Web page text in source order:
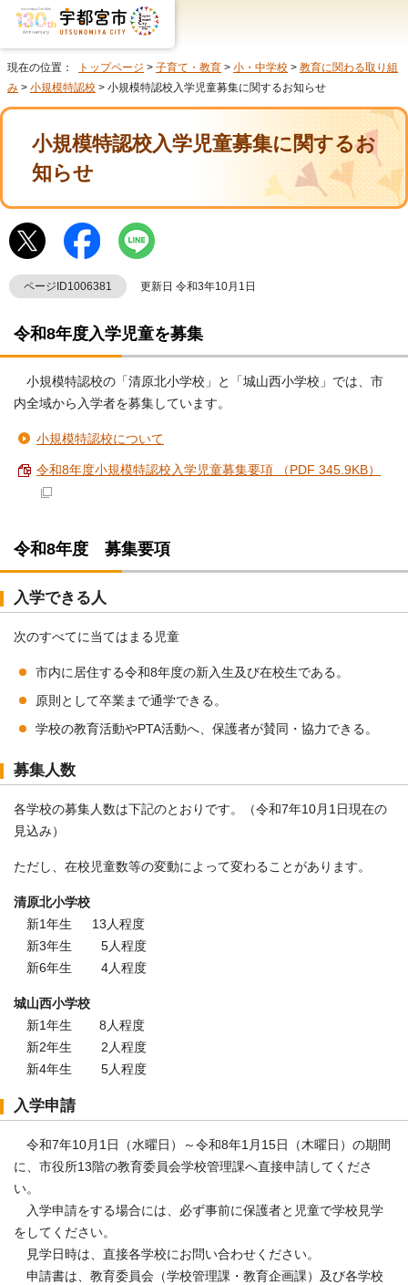
現在の位置： トップページ > 子育て・教育 > 小・中学校 > 教育に関わる取り組
み > 小規模特認校 > 小規模特認校入学児童募集に関するお知らせ
小規模特認校入学児童募集に関するお
知らせ
ページID1006381 更新日 令和3年10月1日
令和8年度入学児童を募集
小規模特認校の「清原北小学校」と「城山西小学校」では、市
内全域から入学者を募集しています。
小規模特認校について
令和8年度小規模特認校入学児童募集要項 （PDF 345.9KB）
令和8年度 募集要項
入学できる人
次のすべてに当てはまる児童
市内に居住する令和8年度の新入生及び在校生である。
原則として卒業まで通学できる。
学校の教育活動やPTA活動へ、保護者が賛同・協力できる。
募集人数
各学校の募集人数は下記のとおりです。（令和7年10月1日現在の
見込み）
ただし、在校児童数等の変動によって変わることがあります。
清原北小学校
新1年生 13人程度
新3年生 5人程度
新6年生 4人程度
城山西小学校
新1年生 8人程度
新2年生 2人程度
新4年生 5人程度
入学申請
令和7年10月1日（水曜日）～令和8年1月15日（木曜日）の期間
に、市役所13階の教育委員会学校管理課へ直接申請してくださ
い。
入学申請をする場合には、必ず事前に保護者と児童で学校見学
をしてください。
見学日時は、直接各学校にお問い合わせください。
申請書は、教育委員会（学校管理課・教育企画課）及び各学校